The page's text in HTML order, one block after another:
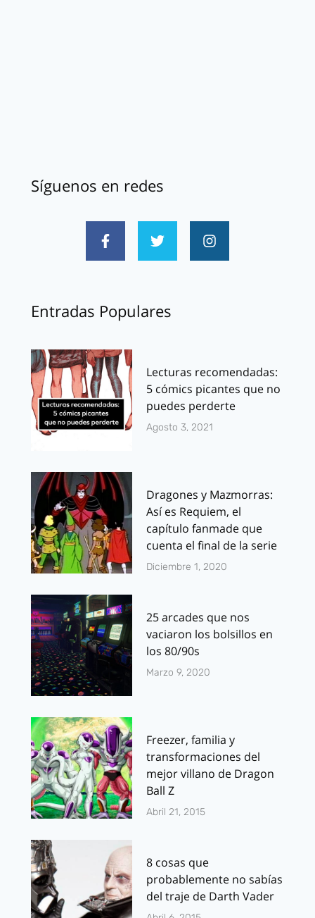
Síguenos en redes
Entradas Populares
Lecturas recomendadas:
5 cómics picantes que no
puedes perderte
Agosto 3, 2021
Dragones y Mazmorras:
Así es Requiem, el
capítulo fanmade que
cuenta el final de la serie
Diciembre 1, 2020
25 arcades que nos
vaciaron los bolsillos en
los 80/90s
Marzo 9, 2020
Freezer, familia y
transformaciones del
mejor villano de Dragon
Ball Z
Abril 21, 2015
8 cosas que
probablemente no sabías
del traje de Darth Vader